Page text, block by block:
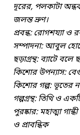
দূরের, পলকাটা
জলন্ত ভ্রুণ।
প্রবন্ধ: রোগশয্যা ও
সম্পাদনা: আবুল
ছড়াগ্রন্থ: ব্যাটে
কিশোর উপন্যাস:
কিশোর গল্প: ভূতের
গল্পগ্রন্থ: তিথি ও
পুরষ্কার: মহাত্মা
ও প্রাবন্ধিক